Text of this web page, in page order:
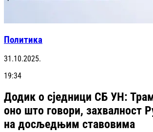
Политика
31.10.2025.
19:34
Додик о сједници СБ УН:
оно што говори, захвалност
на досљедњим ставовима